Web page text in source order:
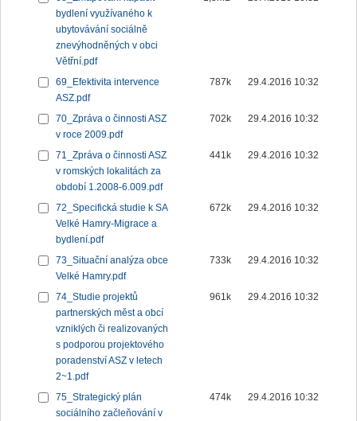
bydlení využívaného k
ubytovávání sociálně
znevýhodněných v obci
Větřní.pdf
69_Efektivita intervence
ASZ.pdf
787k 29.4.2016 10:32
70_Zpráva o činnosti ASZ
v roce 2009.pdf
702k 29.4.2016 10:32
71_Zpráva o činnosti ASZ
v romských lokalitách za
období 1.2008-6.009.pdf
441k 29.4.2016 10:32
72_Specifická studie k SA
Velké Hamry-Migrace a
bydlení.pdf
672k 29.4.2016 10:32
73_Situační analýza obce
Velké Hamry.pdf
733k 29.4.2016 10:32
74_Studie projektů
partnerských měst a obcí
vzniklých či realizovaných
s podporou projektového
poradenství ASZ v letech
2~1.pdf
961k 29.4.2016 10:32
75_Strategický plán
sociálního začleňování v
474k 29.4.2016 10:32